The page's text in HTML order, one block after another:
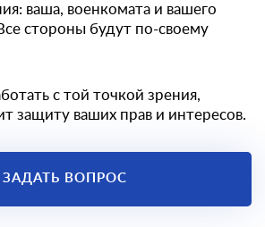
ваша, военкомата и вашего
стороны будут по-своему
с той точкой зрения,
защиту ваших прав и интересов.
ЗАДАТЬ ВОПРОС